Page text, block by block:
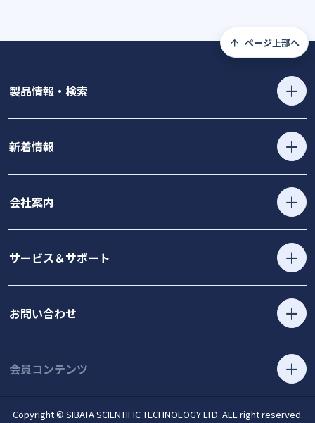
ページ上部へ
製品情報・検索
新着情報
会社案内
サービス＆サポート
お問い合わせ
会員コンテンツ
Copyright © SIBATA SCIENTIFIC TECHNOLOGY LTD. ALL right reserved.